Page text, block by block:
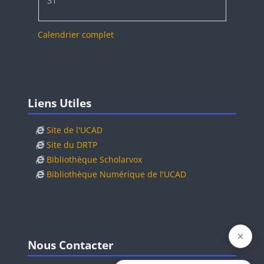
Calendrier complet
Blocs
Liens Utiles
Site de l'UCAD
Site du DRTP
Bibliothèque Scholarvox
Bibliothèque Numérique de l'UCAD
Blocs
Nous Contacter